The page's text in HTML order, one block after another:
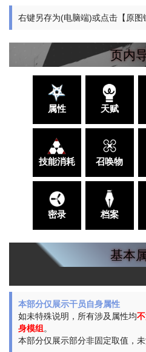
右键另存为(电脑端)或点击【原图
页内
属性 天赋
技能消耗 召唤物
密录 档案
基本
本部分仅展示干员自身属性
如未特殊说明，所有涉及属性均
身模组 。
本部分仅展示部分非固定取值，